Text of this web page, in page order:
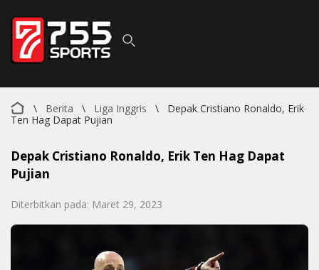
\ Berita \ Liga Inggris \
Depak Cristiano Ronaldo, Erik
Ten Hag Dapat Pujian
Depak Cristiano Ronaldo, Erik Ten Hag Dapat
Pujian
Diterbitkan pada: Maret 29, 2023